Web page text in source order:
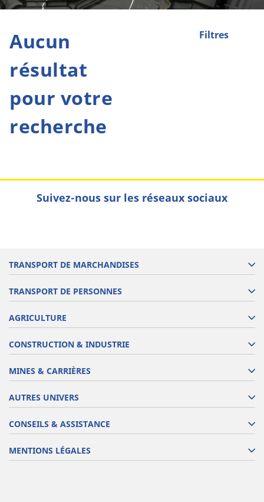
Filtres
Aucun
résultat
pour votre
recherche
Suivez-nous sur les réseaux sociaux
TRANSPORT DE MARCHANDISES
TRANSPORT DE PERSONNES
AGRICULTURE
CONSTRUCTION & INDUSTRIE
MINES & CARRIÈRES
AUTRES UNIVERS
CONSEILS & ASSISTANCE
MENTIONS LÉGALES